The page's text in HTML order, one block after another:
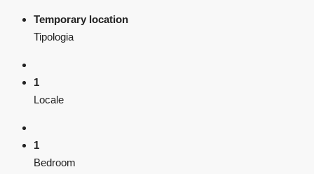
Temporary location
Tipologia
1
Locale
1
Bedroom